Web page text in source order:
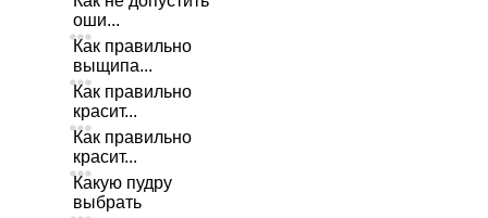
оши...
Как правильно
выщипа...
Как правильно
красит...
Как правильно
красит...
Какую пудру
выбрать